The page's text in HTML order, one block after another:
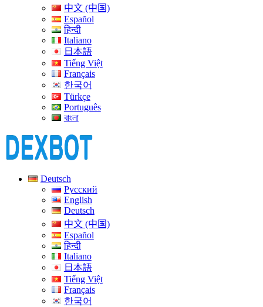
中文 (中国)
Español
हिन्दी
Italiano
日本語
Tiếng Việt
Français
한국어
Türkçe
Português
বাংলা
Deutsch
Русский
English
Deutsch
中文 (中国)
Español
हिन्दी
Italiano
日本語
Tiếng Việt
Français
한국어